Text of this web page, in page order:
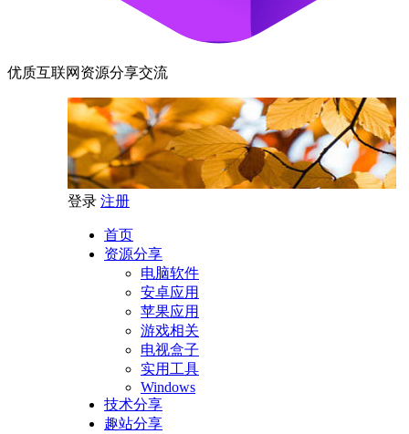
优质互联网资源分享交流
登录 注册
首页
资源分享
电脑软件
安卓应用
苹果应用
游戏相关
电视盒子
实用工具
Windows
技术分享
趣站分享